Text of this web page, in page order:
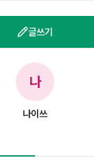
글쓰기
나
나이쓰